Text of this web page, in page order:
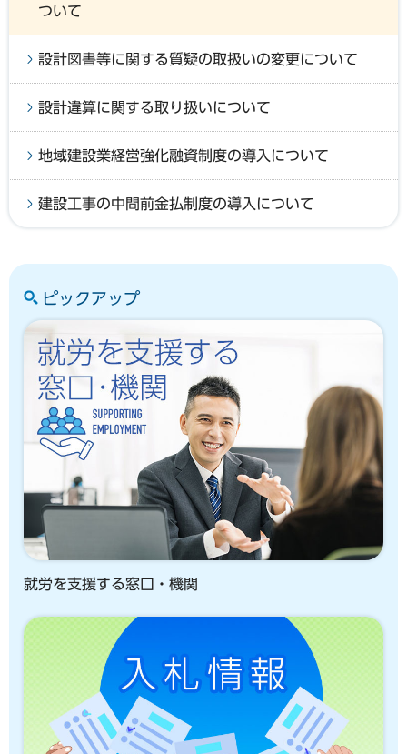
ついて
設計図書等に関する質疑の取扱いの変更について
設計違算に関する取り扱いについて
地域建設業経営強化融資制度の導入について
建設工事の中間前金払制度の導入について
ピックアップ
就労を支援する窓口・機関